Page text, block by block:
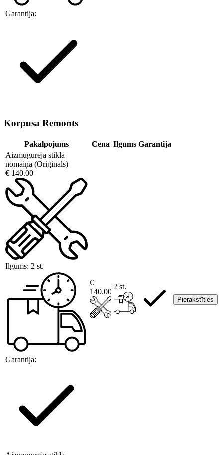
Garantija:
Korpusa Remonts
Pakalpojums Cena Ilgums Garantija
Aizmugurējā stikla
nomaiņa (Oriģināls)
€ 140.00
Ilgums: 2 st.
Garantija:
€
140.00
2 st.
Pierakstīties